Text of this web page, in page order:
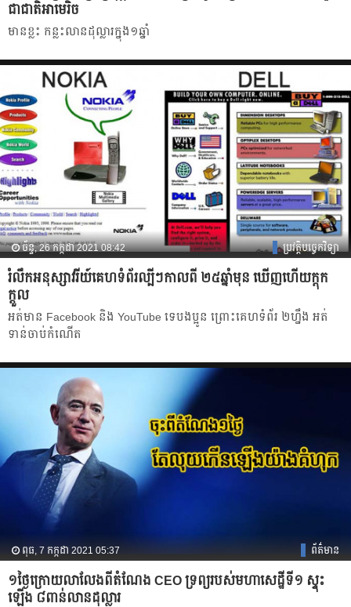
ជាជាតិអាមេរិច
មានខ្លះ កន្លះលានដុល្លារក្នុង១ឆ្នាំ
ច័ន្ទ, 26 កក្កដា 2021 08:42 ប្រវត្តិបច្ចេកវិទ្យា
រំលឹកអនុស្សាវរីយ៍គេហទំព័រល្បីៗកាលពី ២៥ឆ្នាំមុន ឃើញហើយក្ដុក
ក្ដួល
អត់មាន Facebook និង YouTube ទេបងប្អូន ព្រោះគេហទំព័រ ២ហ្នឹង អត់
ទាន់ចាប់កំណើត
ពុធ, 7 កក្កដា 2021 05:37 ព័ត៌មាន
១ថ្ងៃក្រោយលាលែងពីតំណែង CEO ទ្រព្យរបស់មហាសេដ្ឋីទី១ ស្ទុះ
ឡើង ៨ពាន់លានដុល្លារ